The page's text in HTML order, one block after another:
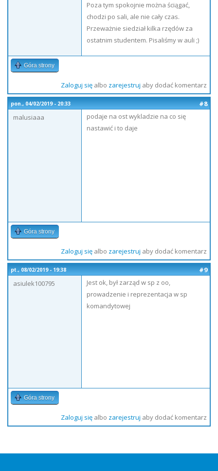
Poza tym spokojnie można ściągać,
chodzi po sali, ale nie cały czas.
Przeważnie siedział kilka rzędów za
ostatnim studentem. Pisaliśmy w auli ;)
Góra strony
Zaloguj sięalbo zarejestruj aby dodać komentarz
pon., 04/02/2019 - 20:33
#8
malusiaaa
podaje na ost wykladzie na co się
nastawić i to daje
Góra strony
Zaloguj sięalbo zarejestruj aby dodać komentarz
pt., 08/02/2019 - 19:38
#9
asiulek100795
Jest ok, był zarząd w sp z oo,
prowadzenie i reprezentacja w sp
komandytowej
Góra strony
Zaloguj sięalbo zarejestruj aby dodać komentarz